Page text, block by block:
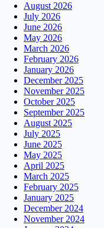
August 2026
July 2026
June 2026
May 2026
March 2026
February 2026
January 2026
December 2025
November 2025
October 2025
September 2025
August 2025
July 2025
June 2025
May 2025
April 2025
March 2025
February 2025
January 2025
December 2024
November 2024